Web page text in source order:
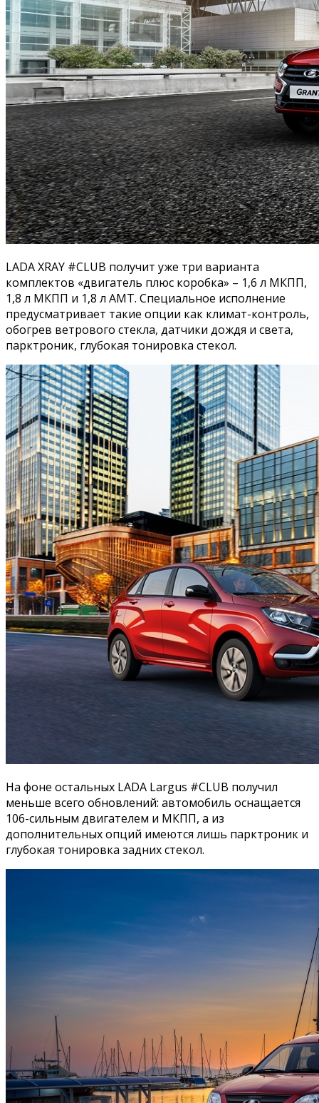
LADA XRAY #CLUB получит уже три варианта
комплектов «двигатель плюс коробка» – 1,6 л МКПП,
1,8 л МКПП и 1,8 л АМТ. Специальное исполнение
предусматривает такие опции как климат-контроль,
обогрев ветрового стекла, датчики дождя и света,
парктроник, глубокая тонировка стекол.
На фоне остальных LADA Largus #CLUB получил
меньше всего обновлений: автомобиль оснащается
106-сильным двигателем и МКПП, а из
дополнительных опций имеются лишь парктроник и
глубокая тонировка задних стекол.